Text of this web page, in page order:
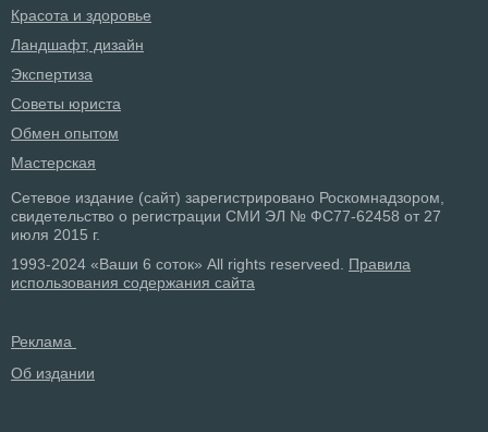
Красота и здоровье
Ландшафт, дизайн
Экспертиза
Советы юриста
Обмен опытом
Мастерская
Сетевое издание (сайт) зарегистрировано Роскомнадзором,
свидетельство о регистрации СМИ ЭЛ № ФС77-62458 от 27
июля 2015 г.
1993-2024 «Ваши 6 соток» All rights reserveed. Правила
использования содержания сайта
Реклама
Об издании